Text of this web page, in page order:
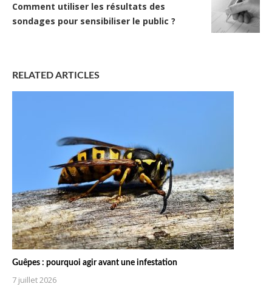
Comment utiliser les résultats des
sondages pour sensibiliser le public ?
RELATED ARTICLES
Guêpes : pourquoi agir avant une infestation
7 juillet 2026